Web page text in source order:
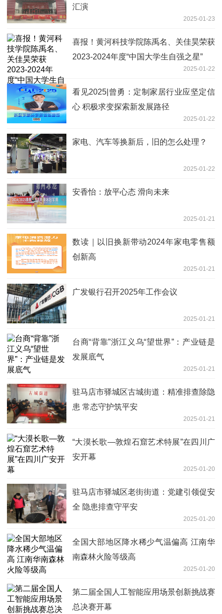
汇演
2025-01-23
喜报！黄河科技学院陈禹名、关佳昊荣获
2023-2024年度“中国大学生自强之星”
2025-01-22
看见2025|曾勇：定制家居行业应坚定信
心 积极求变探索新发展路径
2025-01-22
家电、汽车等换新后，旧的怎么处理？
2025-01-22
安香怡：放平心态 滑向未来
2025-01-21
数读｜以旧换新带动2024年家电零售额
创新高
2025-01-21
广发银行召开2025年工作会议
2025-01-21
台商“背靠”浙江义乌“望世界”：产业链是
发展底气
2025-01-21
驻马店市驿城区古城街道：精准排查除隐
患 常态守护筑平安
2025-01-21
“大漠长歌—敦煌石窟艺术特展”在四川广
安开幕
2025-01-20
驻马店市驿城区老街街道：党建引领促安
全 隐患排查守平安
2025-01-20
全国大部地区降水稀少气温偏高 江南华
南森林火险等级高
2025-01-20
第二届全国人工智能应用场景创新挑战赛
总决赛开幕